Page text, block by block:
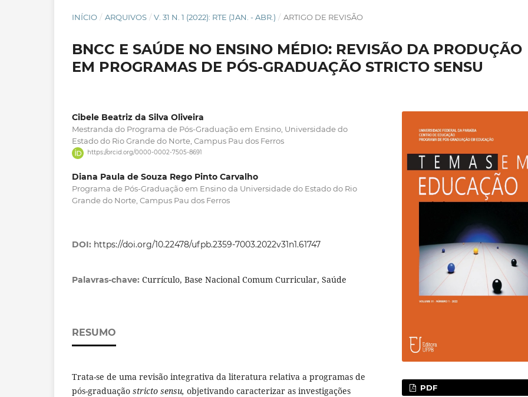
INÍCIO / ARQUIVOS / V. 31 N. 1 (2022): RTE (JAN. - ABR.) / ARTIGO DE REVISÃO
BNCC E SAÚDE NO ENSINO MÉDIO: REVISÃO DA PRODUÇÃO
EM PROGRAMAS DE PÓS-GRADUAÇÃO STRICTO SENSU
Cibele Beatriz da Silva Oliveira
Mestranda do Programa de Pós-Graduação em Ensino, Universidade do
Estado do Rio Grande do Norte, Campus Pau dos Ferros
https://orcid.org/0000-0002-7505-8691
Diana Paula de Souza Rego Pinto Carvalho
Programa de Pós-Graduação em Ensino da Universidade do Estado do Rio
Grande do Norte, Campus Pau dos Ferros
DOI: https://doi.org/10.22478/ufpb.2359-7003.2022v31n1.61747
Palavras-chave: Currículo, Base Nacional Comum Curricular, Saúde
RESUMO
Trata-se de uma revisão integrativa da literatura relativa a programas de
pós-graduação stricto sensu, objetivando caracterizar as investigações
PDF